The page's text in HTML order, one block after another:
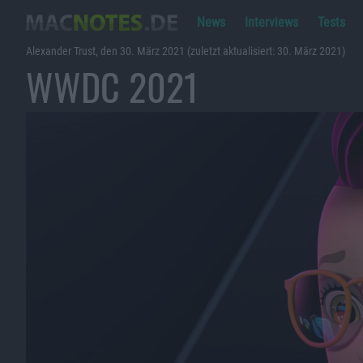
News Interviews Tests
Alexander Trust, den 30. März 2021 (zuletzt aktualisiert: 30. März 2021)
WWDC 2021